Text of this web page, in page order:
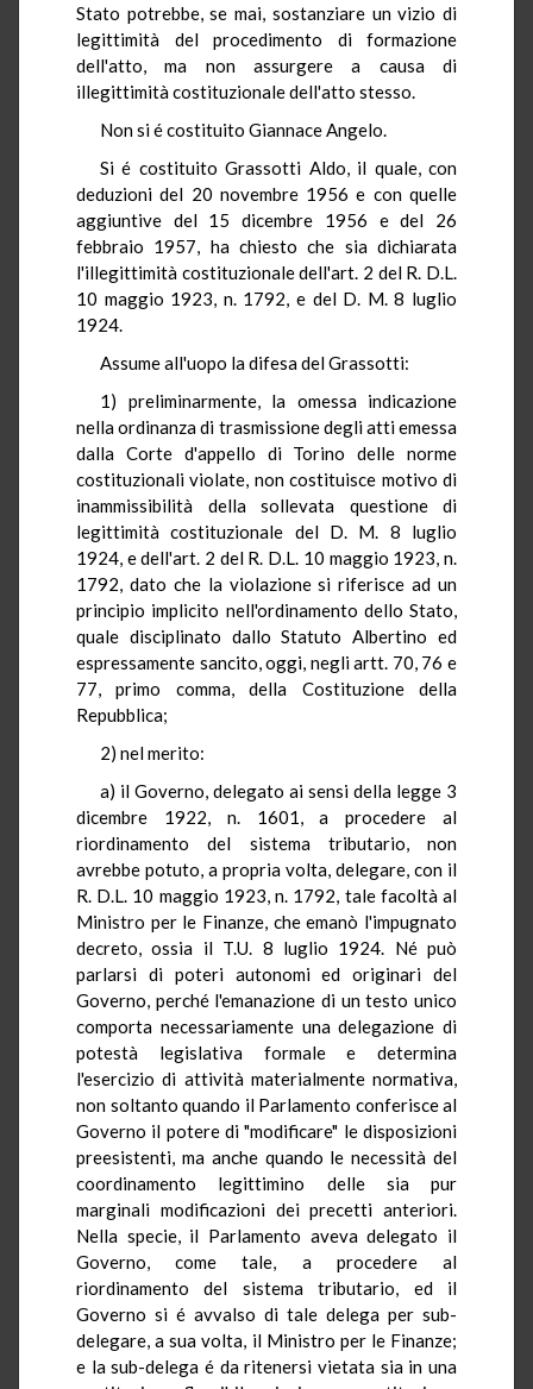
Stato potrebbe, se mai, sostanziare un vizio di
legittimità del procedimento di formazione
dell'atto, ma non assurgere a causa di
illegittimità costituzionale dell'atto stesso.
Non si é costituito Giannace Angelo.
Si é costituito Grassotti Aldo, il quale, con
deduzioni del 20 novembre 1956 e con quelle
aggiuntive del 15 dicembre 1956 e del 26
febbraio 1957, ha chiesto che sia dichiarata
l'illegittimità costituzionale dell'art. 2 del R. D.L.
10 maggio 1923, n. 1792, e del D. M. 8 luglio
1924.
Assume all'uopo la difesa del Grassotti:
1) preliminarmente, la omessa indicazione
nella ordinanza di trasmissione degli atti emessa
dalla Corte d'appello di Torino delle norme
costituzionali violate, non costituisce motivo di
inammissibilità della sollevata questione di
legittimità costituzionale del D. M. 8 luglio
1924, e dell'art. 2 del R. D.L. 10 maggio 1923, n.
1792, dato che la violazione si riferisce ad un
principio implicito nell'ordinamento dello Stato,
quale disciplinato dallo Statuto Albertino ed
espressamente sancito, oggi, negli artt. 70, 76 e
77, primo comma, della Costituzione della
Repubblica;
2) nel merito:
a) il Governo, delegato ai sensi della legge 3
dicembre 1922, n. 1601, a procedere al
riordinamento del sistema tributario, non
avrebbe potuto, a propria volta, delegare, con il
R. D.L. 10 maggio 1923, n. 1792, tale facoltà al
Ministro per le Finanze, che emanò l'impugnato
decreto, ossia il T.U. 8 luglio 1924. Né può
parlarsi di poteri autonomi ed originari del
Governo, perché l'emanazione di un testo unico
comporta necessariamente una delegazione di
potestà legislativa formale e determina
l'esercizio di attività materialmente normativa,
non soltanto quando il Parlamento conferisce al
Governo il potere di "modificare" le disposizioni
preesistenti, ma anche quando le necessità del
coordinamento legittimino delle sia pur
marginali modificazioni dei precetti anteriori.
Nella specie, il Parlamento aveva delegato il
Governo, come tale, a procedere al
riordinamento del sistema tributario, ed il
Governo si é avvalso di tale delega per sub-
delegare, a sua volta, il Ministro per le Finanze;
e la sub-delega é da ritenersi vietata sia in una